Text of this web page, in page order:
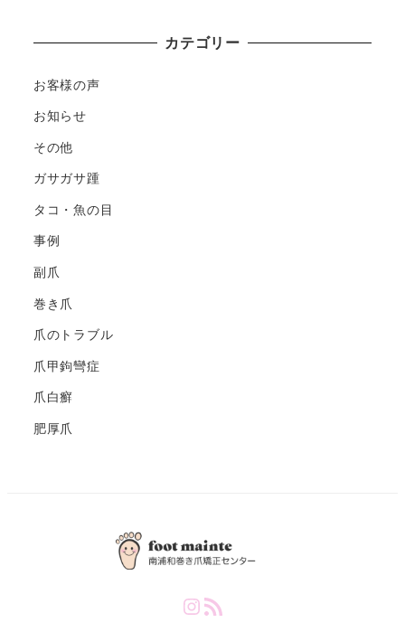
カテゴリー
お客様の声
お知らせ
その他
ガサガサ踵
タコ・魚の目
事例
副爪
巻き爪
爪のトラブル
爪甲鉤彎症
爪白癬
肥厚爪
InstagramRSS Feed